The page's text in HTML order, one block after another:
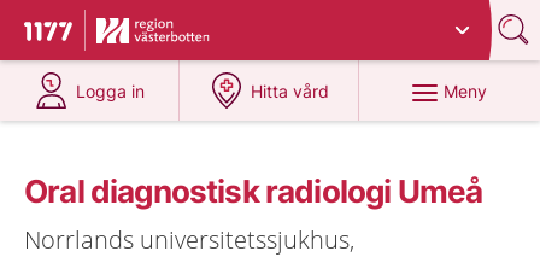
Till startsidan för 1177
Du har valt region
Logga in
på 1177.se
Hitta vård
på 1177.se
Meny
Oral diagnostisk radiologi Umeå
Norrlands universitetssjukhus,